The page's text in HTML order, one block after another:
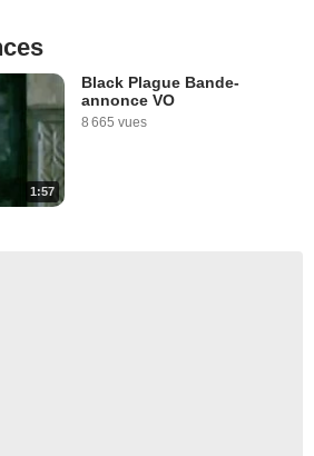
1:57
Black Plague Bande-
annonce VO
8 665 vues